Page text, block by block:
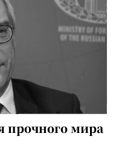
прочного мира